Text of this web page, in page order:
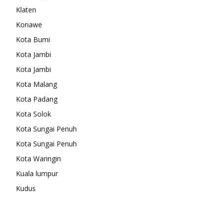
Klaten
Konawe
Kota Bumi
Kota Jambi
Kota Jambi
Kota Malang
Kota Padang
Kota Solok
Kota Sungai Penuh
Kota Sungai Penuh
Kota Waringin
Kuala lumpur
Kudus